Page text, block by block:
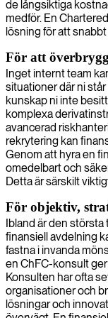
de långsiktiga
medför. En
lösning för att
För att
Inget internt team
situationer där ni
kunskap ni inte
komplexa
avancerad
rekrytering kan
Genom att hyra en
omedelbart och
Detta är särskilt
För objektiv,
Ibland är den
finansiell avdelning
fastna i invanda
en ChFC-konsult
Konsulten har ofta
organisationer och
lösningar och